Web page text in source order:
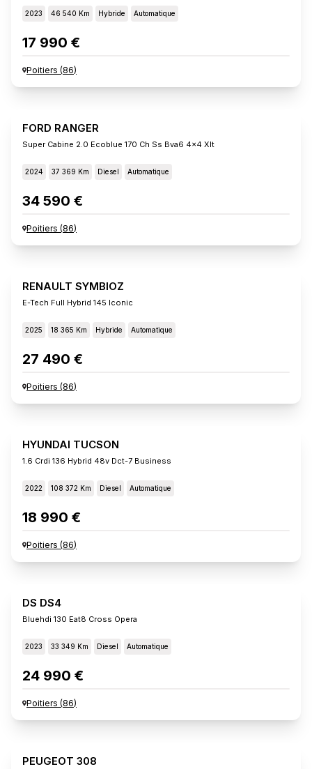
2023 46 540 Km Hybride Automatique
17 990 €
Poitiers (86)
FORD RANGER
Super Cabine 2.0 Ecoblue 170 Ch Ss Bva6 4x4 Xlt
2024 37 369 Km Diesel Automatique
34 590 €
Poitiers (86)
RENAULT SYMBIOZ
E-Tech Full Hybrid 145 Iconic
2025 18 365 Km Hybride Automatique
27 490 €
Poitiers (86)
HYUNDAI TUCSON
1.6 Crdi 136 Hybrid 48v Dct-7 Business
2022 108 372 Km Diesel Automatique
18 990 €
Poitiers (86)
DS DS4
Bluehdi 130 Eat8 Cross Opera
2023 33 349 Km Diesel Automatique
24 990 €
Poitiers (86)
PEUGEOT 308